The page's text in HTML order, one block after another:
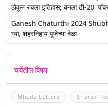
ठोकून रचला इतिहास; बनला टी-20
Ganesh Chaturthi 2024 Shubh
घ्या, शहरनिहाय पूजेच्या वेळा
चर्चेतील विषय
Mhada Lottery Sharad